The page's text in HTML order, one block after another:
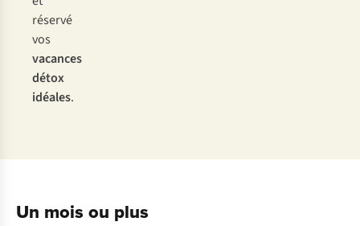
réservé
vos
vacances
détox
idéales.
Un mois ou plus